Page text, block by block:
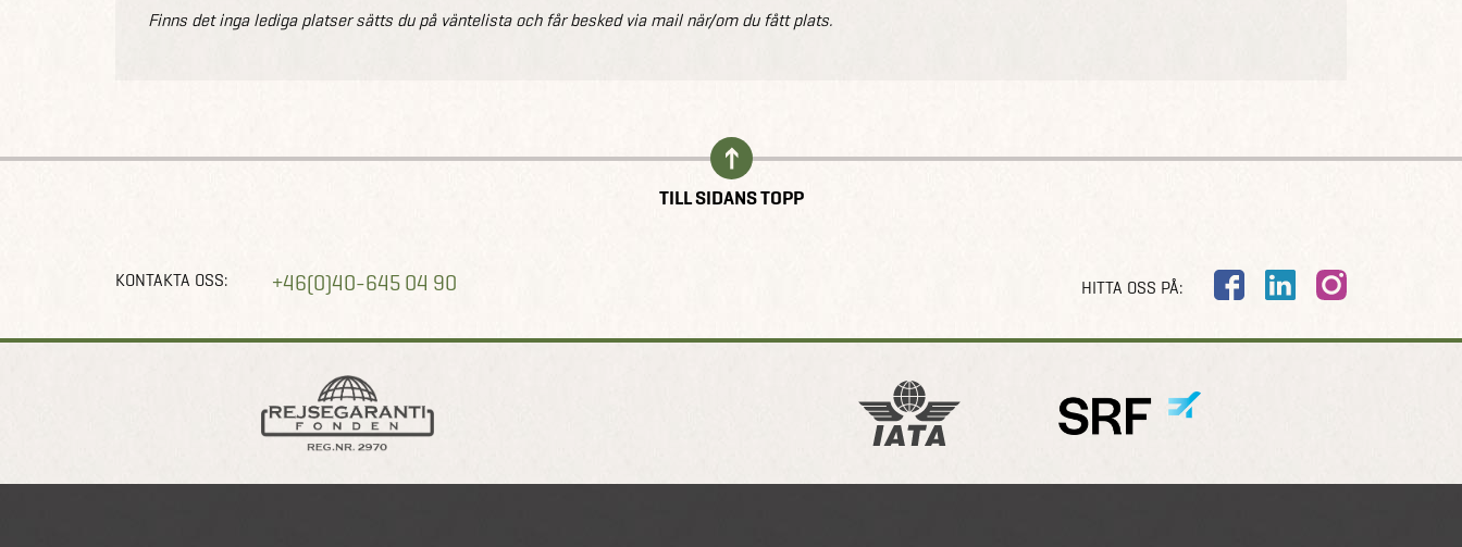
Finns det inga lediga platser sätts du på väntelista och får besked via mail när/om du fått plats.
TILL SIDANS TOPP
KONTAKTA OSS: +46(0)40-645 04 90 HITTA OSS PÅ: